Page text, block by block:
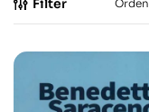
Filter